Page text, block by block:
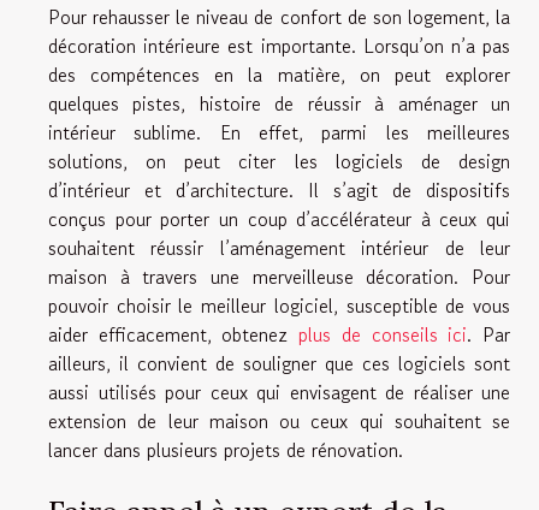
Pour rehausser le niveau de confort de son logement, la
décoration intérieure est importante. Lorsqu’on n’a pas
des compétences en la matière, on peut explorer
quelques pistes, histoire de réussir à aménager un
intérieur sublime. En effet, parmi les meilleures
solutions, on peut citer les logiciels de design
d’intérieur et d’architecture. Il s’agit de dispositifs
conçus pour porter un coup d’accélérateur à ceux qui
souhaitent réussir l’aménagement intérieur de leur
maison à travers une merveilleuse décoration. Pour
pouvoir choisir le meilleur logiciel, susceptible de vous
aider efficacement, obtenez plus de conseils ici. Par
ailleurs, il convient de souligner que ces logiciels sont
aussi utilisés pour ceux qui envisagent de réaliser une
extension de leur maison ou ceux qui souhaitent se
lancer dans plusieurs projets de rénovation.